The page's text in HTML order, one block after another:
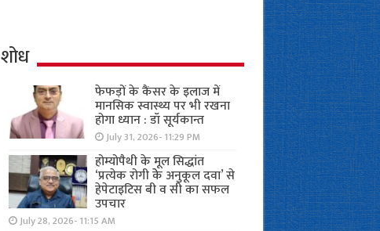
शोध
फेफड़ों के कैंसर के इलाज में
मानसिक स्वास्थ्य पर भी रखना
होगा ध्यान : डॉ सूर्यकान्त
July 31, 2026- 11:29 PM
होम्योपैथी के मूल सिद्धांत
‘प्रत्येक रोगी केे अनुकूल दवा’ से
हेपेटाइटिस बी व सी का सफल
उपचार
July 28, 2026- 11:15 AM